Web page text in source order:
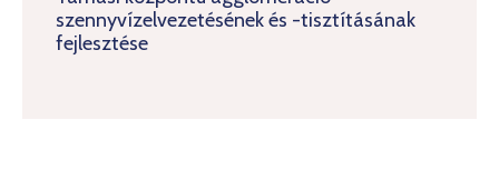
szennyvízelvezetésének és -tisztításának
fejlesztése